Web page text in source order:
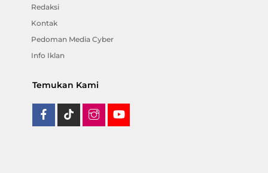
Redaksi
Kontak
Pedoman Media Cyber
Info Iklan
Temukan Kami